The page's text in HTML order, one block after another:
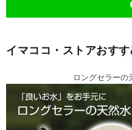
イマココ・ストアおす
ロングセラーの